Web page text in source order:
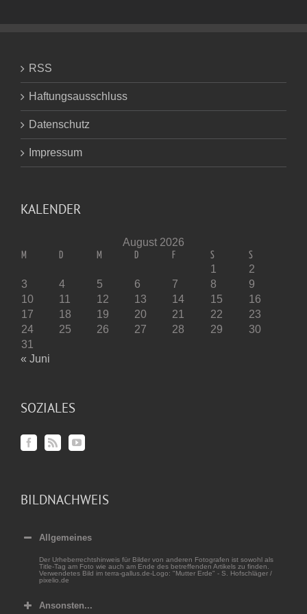
RSS
Haftungsausschluss
Datenschutz
Impressum
KALENDER
August 2026
M D M D F S S
1
2
3
4 5 6 7 8
9
10
11 12 13 14 15
16
17
18 19 20 21 22
23
24
25 26 27 28 29
30
31
« Juni
SOZIALES
BILDNACHWEIS
Allgemeines
Der Urheberrechtshinweis für Bilder von anderen Fotografen ist sowohl als
Title-Tag am Foto wie auch am Ende des betreffenden Artikels zu finden.
Verwendetes Bild im terra-gallus.de-Logo: "Mutter Erde" - S. Hofschläger /
pixelio.de
Ansonsten...